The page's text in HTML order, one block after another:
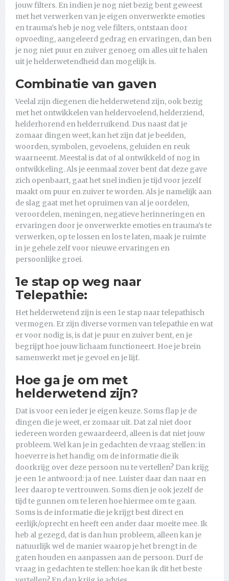
jouw filters. En indien je nog niet bezig bent geweest
met het verwerken van je eigen onverwerkte emoties
en trauma’s heb je nog vele filters, ontstaan door
opvoeding, aangeleerd gedrag en ervaringen, dan ben
je nog niet puur en zuiver genoeg om alles uit te halen
uit je helderwetendheid dan mogelijk is.
Combinatie van gaven
Veelal zijn diegenen die helderwetend zijn, ook bezig
met het ontwikkelen van heldervoelend, helderziend,
helderhorend en helderruikend. Dus naast dat je
zomaar dingen weet, kan het zijn dat je beelden,
woorden, symbolen, gevoelens, geluiden en reuk
waarneemt. Meestal is dat of al ontwikkeld of nog in
ontwikkeling. Als je eenmaal zover bent dat deze gave
zich openbaart, gaat het snel indien je tijd voor jezelf
maakt om puur en zuiver te worden. Als je namelijk aan
de slag gaat met het opruimen van al je oordelen,
veroordelen, meningen, negatieve herinneringen en
ervaringen door je onverwerkte emoties en trauma’s te
verwerken, op te lossen en los te laten, maak je ruimte
in je gehele zelf voor nieuwe ervaringen en
persoonlijke groei.
1e stap op weg naar
Telepathie:
Het helderwetend zijn is een 1e stap naar telepathisch
vermogen. Er zijn diverse vormen van telepathie en wat
er voor nodig is, is dat je puur en zuiver bent, en je
begrijpt hoe jouw lichaam functioneert. Hoe je brein
samenwerkt met je gevoel en je lijf.
Hoe ga je om met
helderwetend zijn?
Dat is voor een ieder je eigen keuze. Soms flap je de
dingen die je weet, er zomaar uit. Dat zal niet door
iedereen worden gewaardeerd, alleen is dat niet jouw
probleem. Wel kan je in gedachten de vraag stellen: in
hoeverre is het handig om de informatie die ik
doorkrijg over deze persoon nu te vertellen? Dan krijg
je een 1e antwoord: ja of nee. Luister daar dan naar en
leer daarop te vertrouwen. Soms dien je ook jezelf de
tijd te gunnen om te leren hoe hiermee om te gaan.
Soms is de informatie die je krijgt best direct en
eerlijk/oprecht en heeft een ander daar moeite mee. Ik
heb al gezegd, dat is dan hun probleem, alleen kan je
natuurlijk wel de manier waarop je het brengt in de
gaten houden en aanpassen aan de persoon. Durf de
vraag in gedachten te stellen: hoe kan ik dit het beste